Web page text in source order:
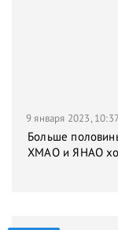
9 января 2023, 10:37
Больше
ХМАО и ЯНАО